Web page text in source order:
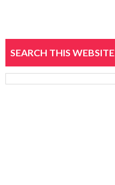
SEARCH THIS WEBSITE